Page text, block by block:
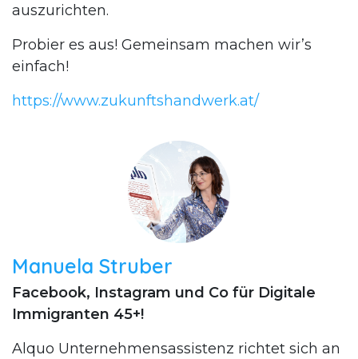
auszurichten.
Probier es aus! Gemeinsam machen wir’s
einfach!
https://www.zukunftshandwerk.at/
Manuela Struber
Facebook, Instagram und Co für Digitale
Immigranten 45+!
Alquo Unternehmensassistenz richtet sich an